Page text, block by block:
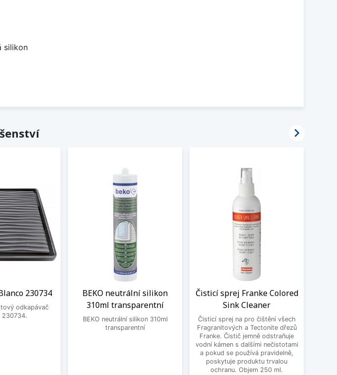
silikon
230734
odkapávač
230734.
BEKO neutrální silikon
310ml transparentní
BEKO neutrální silikon 310ml
transparentní
Čisticí sprej Franke Colored
Sink Cleaner
Čisticí sprej na pro čištění všech
Fragranitových a Tectonite dřezů
Franke. Čistič jemně odstraňuje
vodní kámen s dalšími nečistotami
a pokud se používá pravidelně,
poskytuje produktu trvalou
ochranu. Objem 250 ml.
